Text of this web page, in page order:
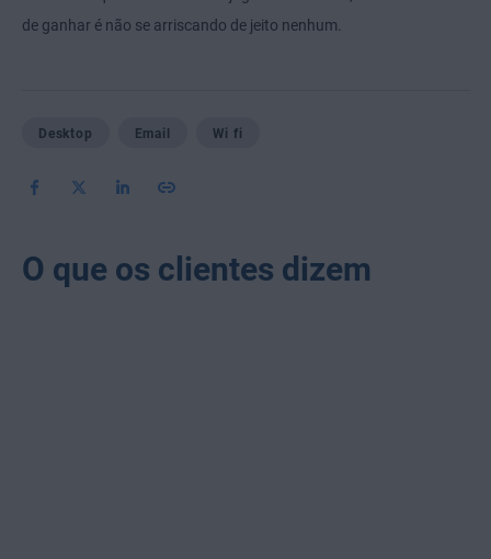
de ganhar é não se arriscando de jeito nenhum.
Desktop Email Wi fi
O que os clientes dizem